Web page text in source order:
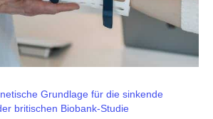
Grundlage für die sinkende
britischen Biobank-Studie